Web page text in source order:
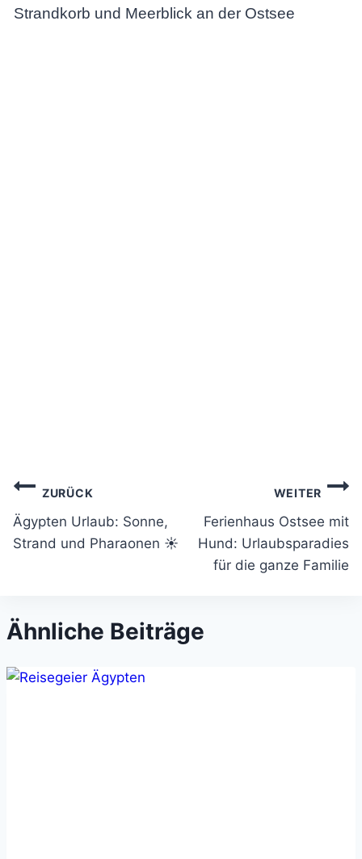
Strandkorb und Meerblick an der Ostsee
Beitragsnavigation
ZURÜCK
Ägypten Urlaub: Sonne,
Strand und Pharaonen ☀️
WEITER
Ferienhaus Ostsee mit
Hund: Urlaubsparadies
für die ganze Familie
Ähnliche Beiträge